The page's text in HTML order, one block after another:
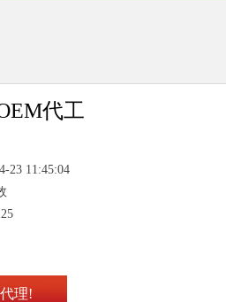
代工
23 11:45:04
理!